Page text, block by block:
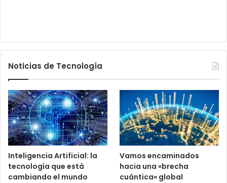
Noticias de Tecnología
Inteligencia Artificial: la
tecnología que está
cambiando el mundo
Vamos encaminados
hacia una «brecha
cuántica» global